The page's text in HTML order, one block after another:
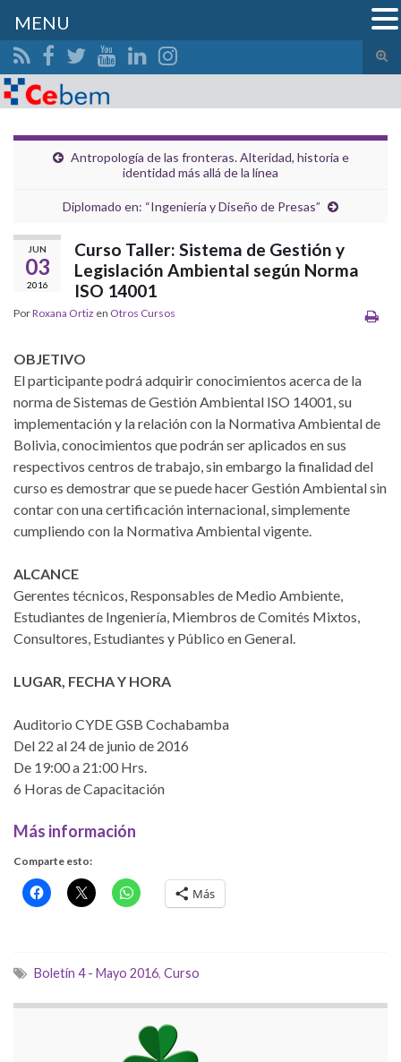
el
Search for:
Antropología de las fronteras. Alteridad, historia e
identidad más allá de la línea
Diplomado en: “Ingeniería y Diseño de Presas”
JUN
03
2016
Curso Taller: Sistema de Gestión y
Legislación Ambiental según Norma
ISO 14001
PorRoxana Ortiz en Otros Cursos
OBJETIVO
El participante podrá adquirir conocimientos acerca de la
norma de Sistemas de Gestión Ambiental ISO 14001, su
implementación y la relación con la Normativa Ambiental de
Bolivia, conocimientos que podrán ser aplicados en sus
respectivos centros de trabajo, sin embargo la finalidad del
curso es demostrar que se puede hacer Gestión Ambiental sin
contar con una certificación internacional, simplemente
cumpliendo con la Normativa Ambiental vigente.
ALCANCE
Gerentes técnicos, Responsables de Medio Ambiente,
Estudiantes de Ingeniería, Miembros de Comités Mixtos,
Consultores, Estudiantes y Público en General.
LUGAR, FECHA Y HORA
Auditorio CYDE GSB Cochabamba
Del 22 al 24 de junio de 2016
De 19:00 a 21:00 Hrs.
6 Horas de Capacitación
Más información
Comparte esto:
Más
Boletín 4 - Mayo 2016, Curso
MENU